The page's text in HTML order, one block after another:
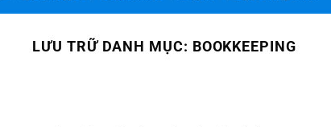
LƯU TRỮ DANH MỤC: BOOKKEEPING